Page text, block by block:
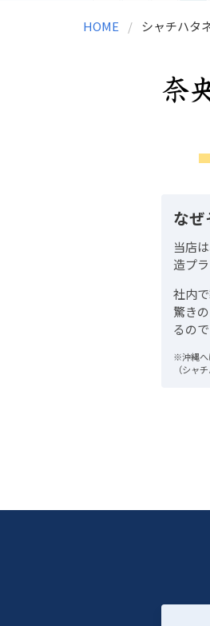
HOME シャチハタ
なぜ
当店は
造プ
社内
驚き
るので
※沖縄へ
（シャ